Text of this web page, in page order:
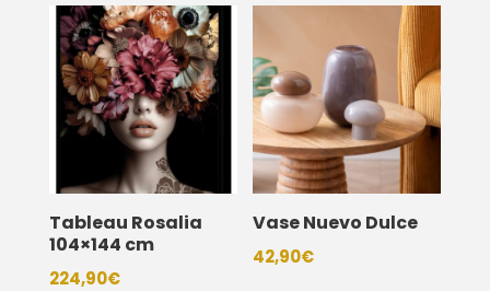
Tableau Rosalia
104×144 cm
224,90€
Vase Nuevo Dulce
42,90€